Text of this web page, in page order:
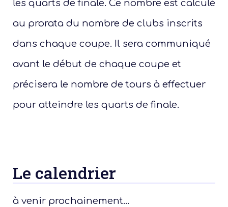
les quarts de finale. Ce nombre est calculé
au prorata du nombre de clubs inscrits
dans chaque coupe. Il sera communiqué
avant le début de chaque coupe et
précisera le nombre de tours à effectuer
pour atteindre les quarts de finale.
Le calendrier
à venir prochainement…